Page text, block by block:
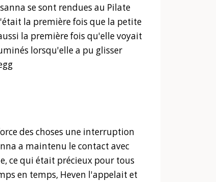
se sont rendues au Pilate
la première fois que la petite
la première fois qu'elle voyait
lorsqu'elle a pu glisser
des choses une interruption
a maintenu le contact avec
ce qui était précieux pour tous
en temps, Heven l'appelait et